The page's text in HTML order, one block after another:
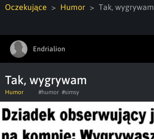
Oczekujące Humor Tak, wygrywam
Endrialion
Tak, wygrywam
Humor #humor #simsy